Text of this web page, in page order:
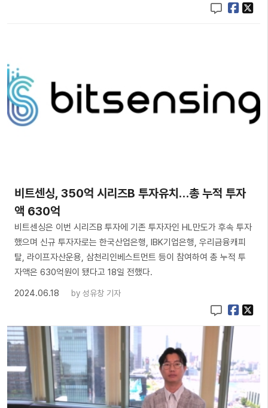
비트센싱, 350억 시리즈B 투자유치…총 누적 투자
액 630억
비트센싱은 이번 시리즈B 투자에 기존 투자자인 HL만도가 후속 투자
했으며 신규 투자자로는 한국산업은행, IBK기업은행, 우리금융캐피
탈, 라이프자산운용, 삼천리인베스트먼트 등이 참여하여 총 누적 투
자액은 630억원이 됐다고 18일 전했다.
2024.06.18
by 성유창 기자